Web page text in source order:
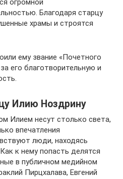
огромной
Благодаря старцу
храмы и строятся
ему звание «Почетного
его благотворительную и
Илию Ноздрину
Илием несут столько света,
впечатления
люди, находясь
к нему попасть делятся
в публичном медийном
Пирцхалава, Евгений